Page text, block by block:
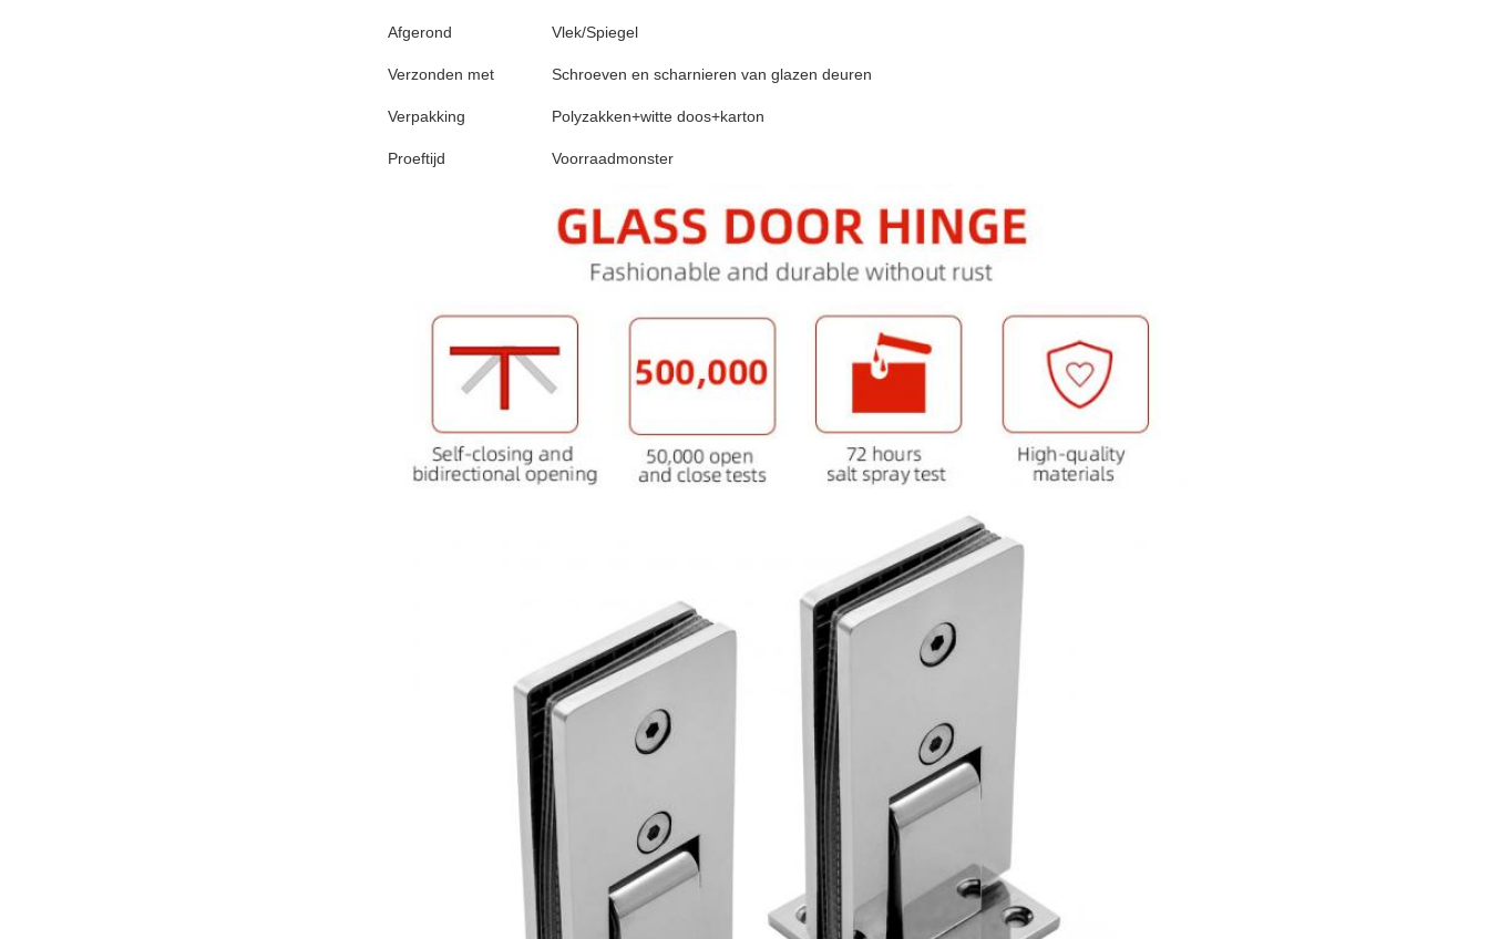
Afgerond Vlek/Spiegel
Verzonden met Schroeven en scharnieren van glazen deuren
Verpakking Polyzakken+witte doos+karton
Proeftijd Voorraadmonster